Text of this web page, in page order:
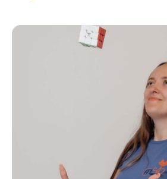
г. Тосно, ул. Радищева д. 2
(вход со двора)